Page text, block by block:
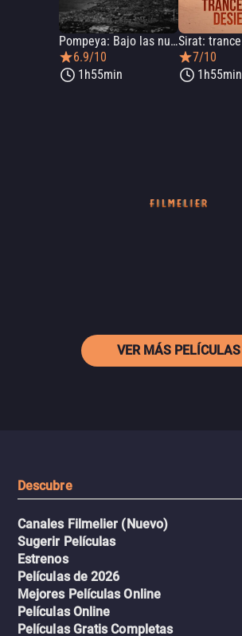
Pompeya: Bajo las nubes
6.9/10
1h55min
7/10
1h55min
VER MÁS PELÍCULAS
Descubre
Canales Filmelier (Nuevo)
Sugerir Películas
Estrenos
Películas de 2026
Mejores Películas Online
Películas Online
Películas Gratis Completas